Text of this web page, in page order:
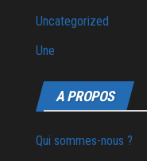
Uncategorized
Une
A PROPOS
Qui sommes-nous ?